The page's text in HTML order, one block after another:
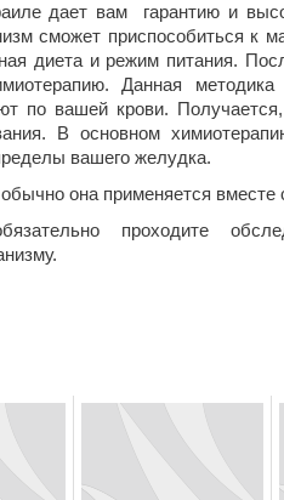
дает вам гарантию и
сможет приспособиться к
диета и режим питания.
Данная
по вашей крови.
В основном
вашего желудка.
она применяется вместе
проходите